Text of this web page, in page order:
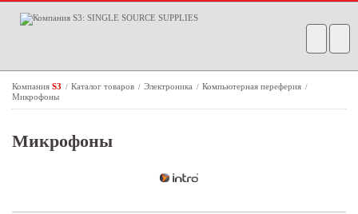
Компания S3 / Каталог товаров / Электроника / Компьютерная переферия /
Микрофоны
Микрофоны